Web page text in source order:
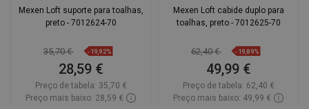
Mexen Loft suporte para toalhas,
preto - 7012624-70
35,70 € -19,92%
28,59 €
Preço de tabela: 35,70 €
Preço mais baixo: 28,59 €
Mexen Loft cabide duplo para
toalhas, preto - 7012625-70
62,40 € -19,89%
49,99 €
Preço de tabela: 62,40 €
Preço mais baixo: 49,99 €